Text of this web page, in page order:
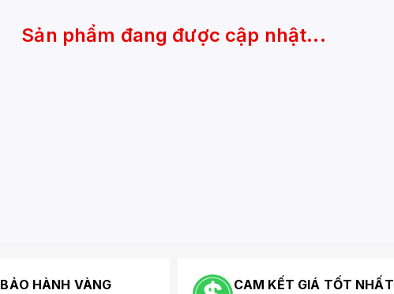
Sản phẩm đang được cập nhật...
BẢO HÀNH VÀNG CAM KẾT GIÁ TỐT NHẤT